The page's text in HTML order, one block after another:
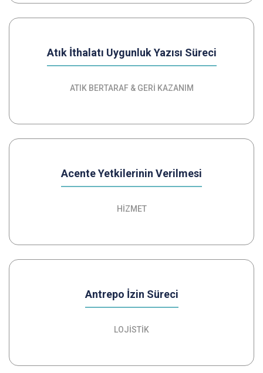
Atık İthalatı Uygunluk Yazısı Süreci
ATIK BERTARAF & GERİ KAZANIM
Acente Yetkilerinin Verilmesi
HİZMET
Antrepo İzin Süreci
LOJİSTİK